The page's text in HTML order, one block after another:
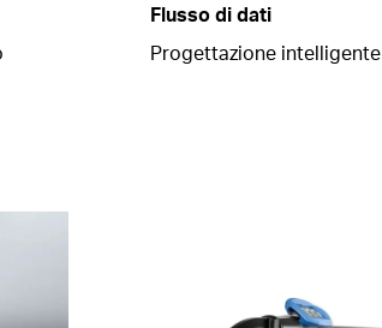
Flusso di dati
Progettazione intelligente